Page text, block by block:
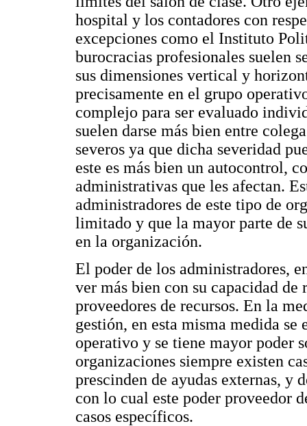
hospital y los contadores con
excepciones como el Instituto
burocracias profesionales suelen
sus dimensiones vertical y
precisamente en el grupo
complejo para ser evaluado
suelen darse más bien entre
severos ya que dicha severidad
este es más bien un autocontrol,
administrativas que les afectan.
administradores de este tipo de
limitado y que la mayor parte de
en la organización.
El poder de los administradores,
ver más bien con su capacidad de
proveedores de recursos. En la
gestión, en esta misma medida
operativo y se tiene mayor poder
organizaciones siempre existen
prescinden de ayudas externas, y
con lo cual este poder proveedor
casos específicos.